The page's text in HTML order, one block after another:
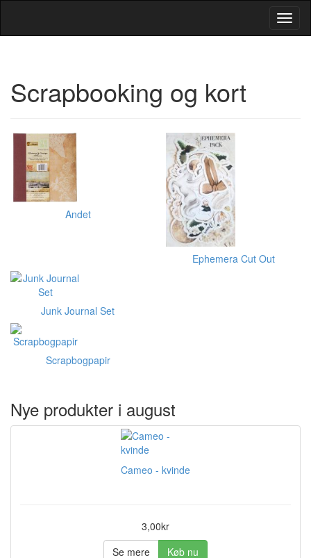
Scrapbooking og kort
Andet
Ephemera Cut Out
Junk Journal Set
Scrapbogpapir
Nye produkter i august
Cameo - kvinde
3,00kr
Se mere
Køb nu